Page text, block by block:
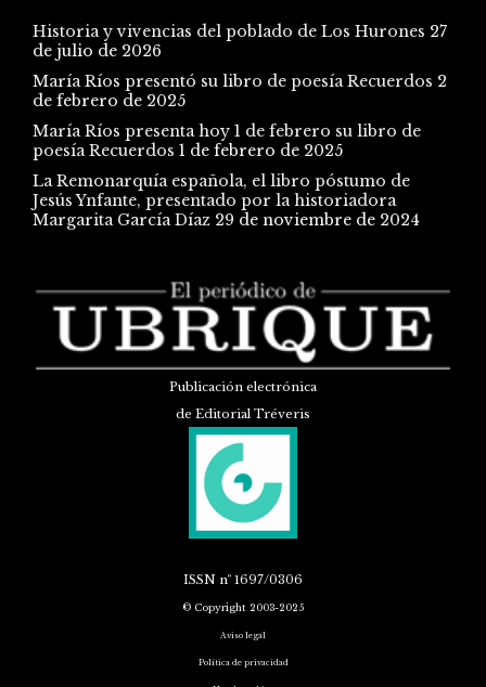
Historia y vivencias del poblado de Los Hurones 27
de julio de 2026
María Ríos presentó su libro de poesía Recuerdos 2
de febrero de 2025
María Ríos presenta hoy 1 de febrero su libro de
poesía Recuerdos 1 de febrero de 2025
La Remonarquía española, el libro póstumo de
Jesús Ynfante, presentado por la historiadora
Margarita García Díaz 29 de noviembre de 2024
Publicación electrónica
de Editorial Tréveris
ISSN nº 1697/0306
© Copyright 2003-2025
Aviso legal
Política de privacidad